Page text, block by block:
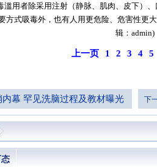
滥用者除采用注射（静脉、肌肉、皮下）
方式吸毒外，也有人用更危险、危害性更
辑：admin)
上一页 1 2 3 4 5
内幕 罕见洗脑过程及教材曝光 下